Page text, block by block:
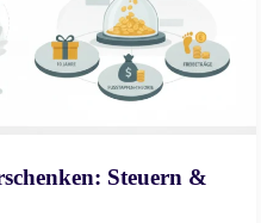
Steuern &